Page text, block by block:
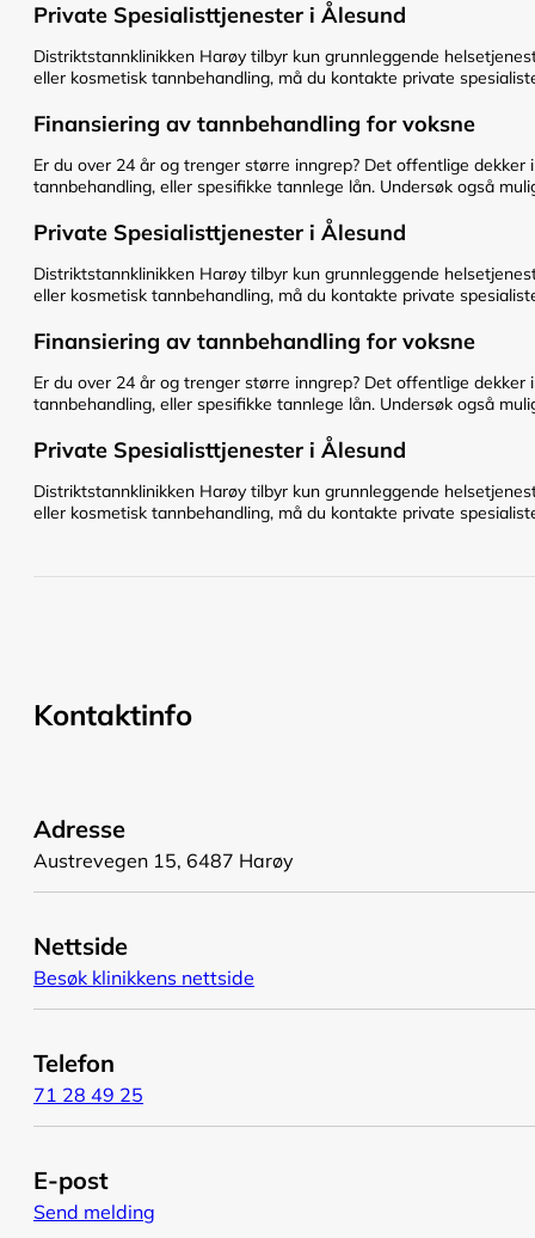
Private Spesialisttjenester i Ålesund
Distriktstannklinikken Harøy tilbyr kun grunnleggende
eller kosmetisk tannbehandling, må du kontakte private
Finansiering av tannbehandling for voksne
Er du over 24 år og trenger større inngrep? Det offentlige
tannbehandling, eller spesifikke tannlege lån. Undersøk også
Private Spesialisttjenester i Ålesund
Distriktstannklinikken Harøy tilbyr kun grunnleggende
eller kosmetisk tannbehandling, må du kontakte private
Finansiering av tannbehandling for voksne
Er du over 24 år og trenger større inngrep? Det offentlige
tannbehandling, eller spesifikke tannlege lån. Undersøk også
Private Spesialisttjenester i Ålesund
Distriktstannklinikken Harøy tilbyr kun grunnleggende
eller kosmetisk tannbehandling, må du kontakte private
Kontaktinfo
Adresse
Austrevegen 15, 6487 Harøy
Telefon
71 28 49 25
E-post
Send melding
Nettside
Besøk klinikkens nettside